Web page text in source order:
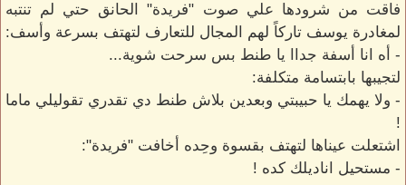
فاقت من شرودها علي صوت "فريدة" الحانق حتي لم تنتبه
لمغادرة يوسف تاركاً لهم المجال للتعارف لتهتف بسرعة وأسف:
- أه انا أسفة جداا يا طنط بس سرحت شوية...
لتجيبها بابتسامة متكلفة:
- ولا يهمك يا حبيبتي وبعدين بلاش طنط دي تقدري تقوليلي ماما
!
اشتعلت عيناها لتهتف بقسوة وحِده أخافت "فريدة":
- مستحيل اناديلك كده !